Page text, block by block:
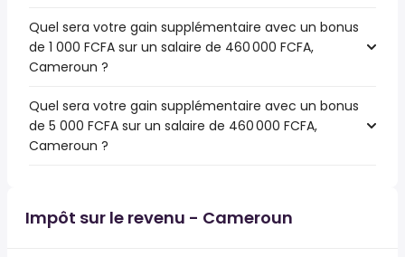
Quel sera votre gain supplémentaire avec un bonus
de 1 000 FCFA sur un salaire de 460 000 FCFA,
Cameroun ?
Quel sera votre gain supplémentaire avec un bonus
de 5 000 FCFA sur un salaire de 460 000 FCFA,
Cameroun ?
Impôt sur le revenu - Cameroun